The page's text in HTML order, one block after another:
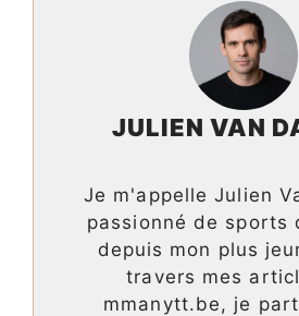
JULIEN VAN
Je m'appelle Julien
passionné de sports
depuis mon plus
travers mes
mmanytt.be, je